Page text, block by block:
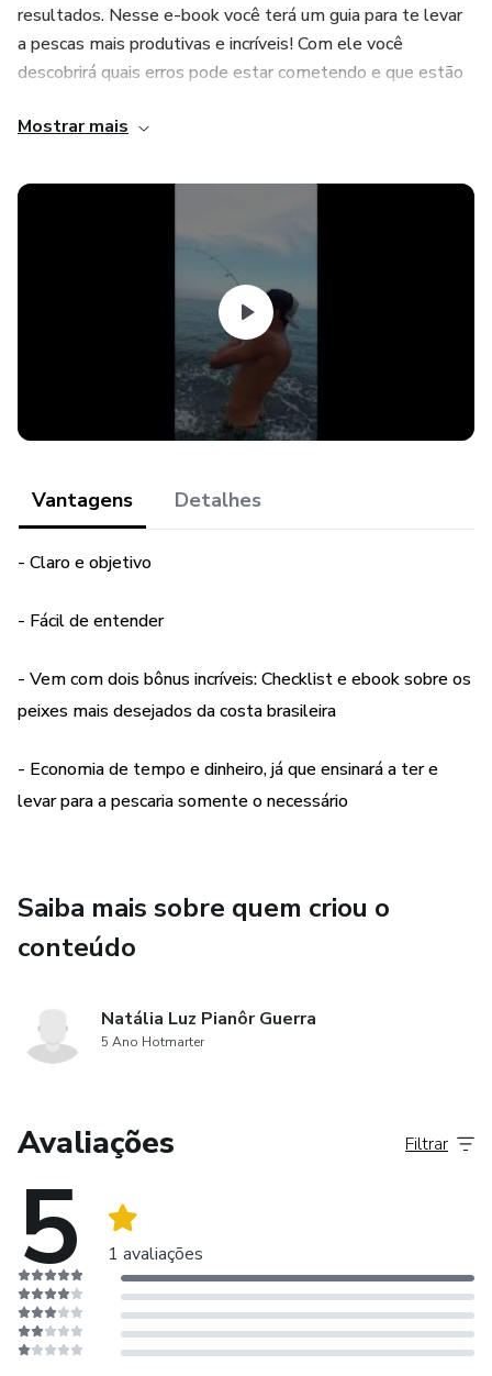
resultados. Nesse e-book você terá um guia para te levar
a pescas mais produtivas e incríveis! Com ele você
descobrirá quais erros pode estar cometendo e que estão
certa antes da pescaria e não deixará que você esqueça
nada que é importante em casa.
- Um e-book explicando as principais características de 10
peixes super desejados que navegam pela costa brasileira.
Hábitos, tipo de isca ideal e muito mais! Só com isso você
já vai duplicar suas chances de voltar pra casa com o cooler
cheio!
Fisgue logo essa oportunidade! Boa pesca!
Mostrar mais
Vantagens Detalhes
- Claro e objetivo
- Fácil de entender
- Vem com dois bônus incríveis: Checklist e ebook sobre os
peixes mais desejados da costa brasileira
- Economia de tempo e dinheiro, já que ensinará a ter e
levar para a pescaria somente o necessário
Saiba mais sobre quem criou o
conteúdo
Natália Luz Pianôr Guerra
5 Ano Hotmarter
Avaliações
5 1 avaliações
Filtrar